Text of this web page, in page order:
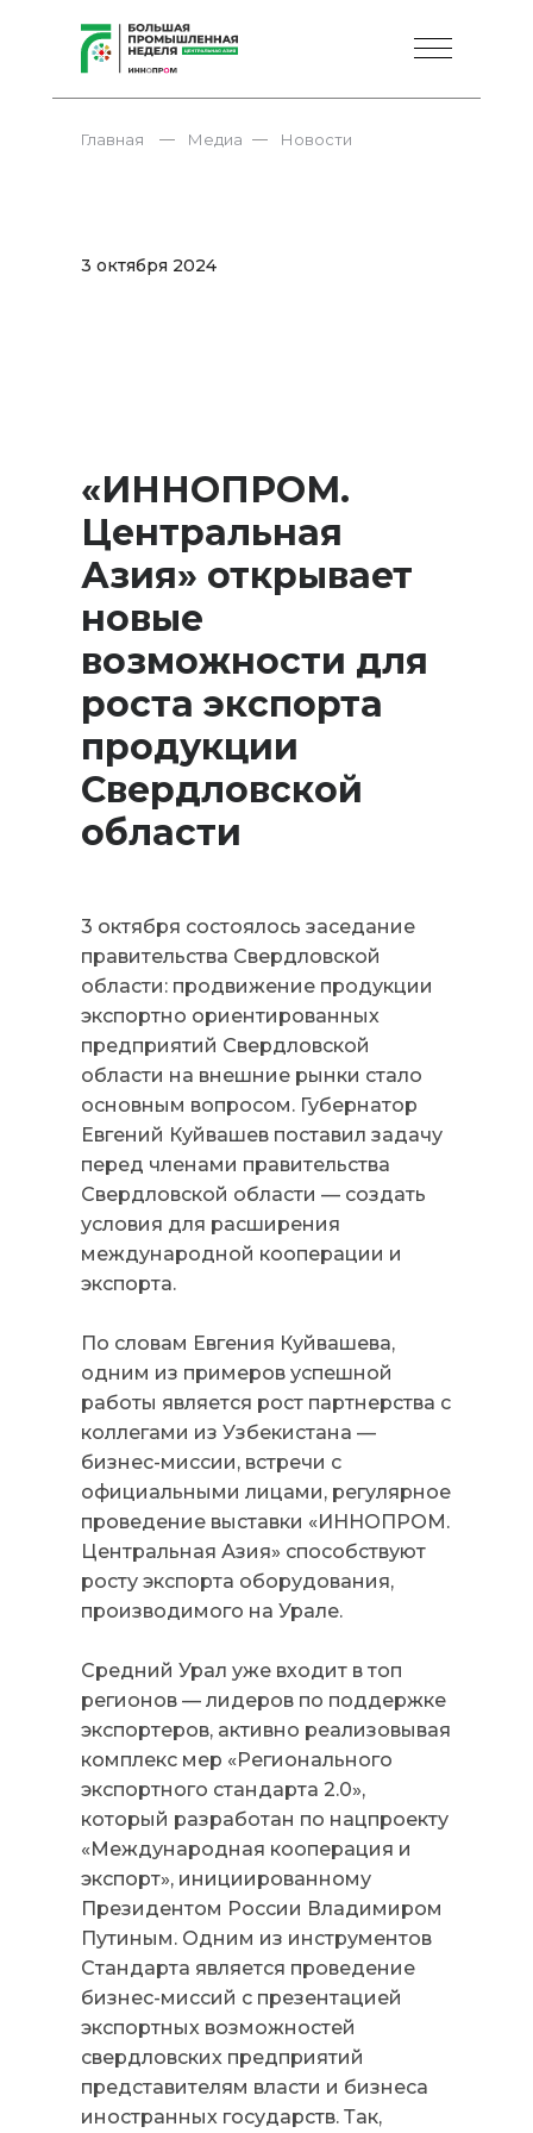
Главная Новости
— Медиа —
3 октября 2024
«ИННОПРОМ.
Центральная
Азия» открывает
новые
возможности для
роста экспорта
продукции
Свердловской
области
3 октября состоялось заседание
правительства Свердловской
области: продвижение продукции
экспортно ориентированных
предприятий Свердловской
области на внешние рынки стало
основным вопросом. Губернатор
Евгений Куйвашев поставил задачу
перед членами правительства
Свердловской области — создать
условия для расширения
международной кооперации и
экспорта.
По словам Евгения Куйвашева,
одним из примеров успешной
работы является рост партнерства с
коллегами из Узбекистана —
бизнес-миссии, встречи с
официальными лицами, регулярное
проведение выставки «ИННОПРОМ.
Центральная Азия» способствуют
росту экспорта оборудования,
производимого на Урале.
Средний Урал уже входит в топ
регионов — лидеров по поддержке
экспортеров, активно реализовывая
комплекс мер «Регионального
экспортного стандарта 2.0»,
который разработан по нацпроекту
«Международная кооперация и
экспорт», инициированному
Президентом России Владимиром
Путиным. Одним из инструментов
Стандарта является проведение
бизнес-миссий с презентацией
экспортных возможностей
свердловских предприятий
представителям власти и бизнеса
иностранных государств. Так,